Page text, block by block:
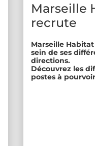
Marseille
recrute
Marseille
sein de ses
directions.
Découvrez les
postes à